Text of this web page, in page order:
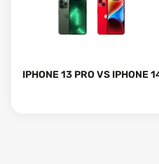
IPHONE 13 PRO VS IPHONE